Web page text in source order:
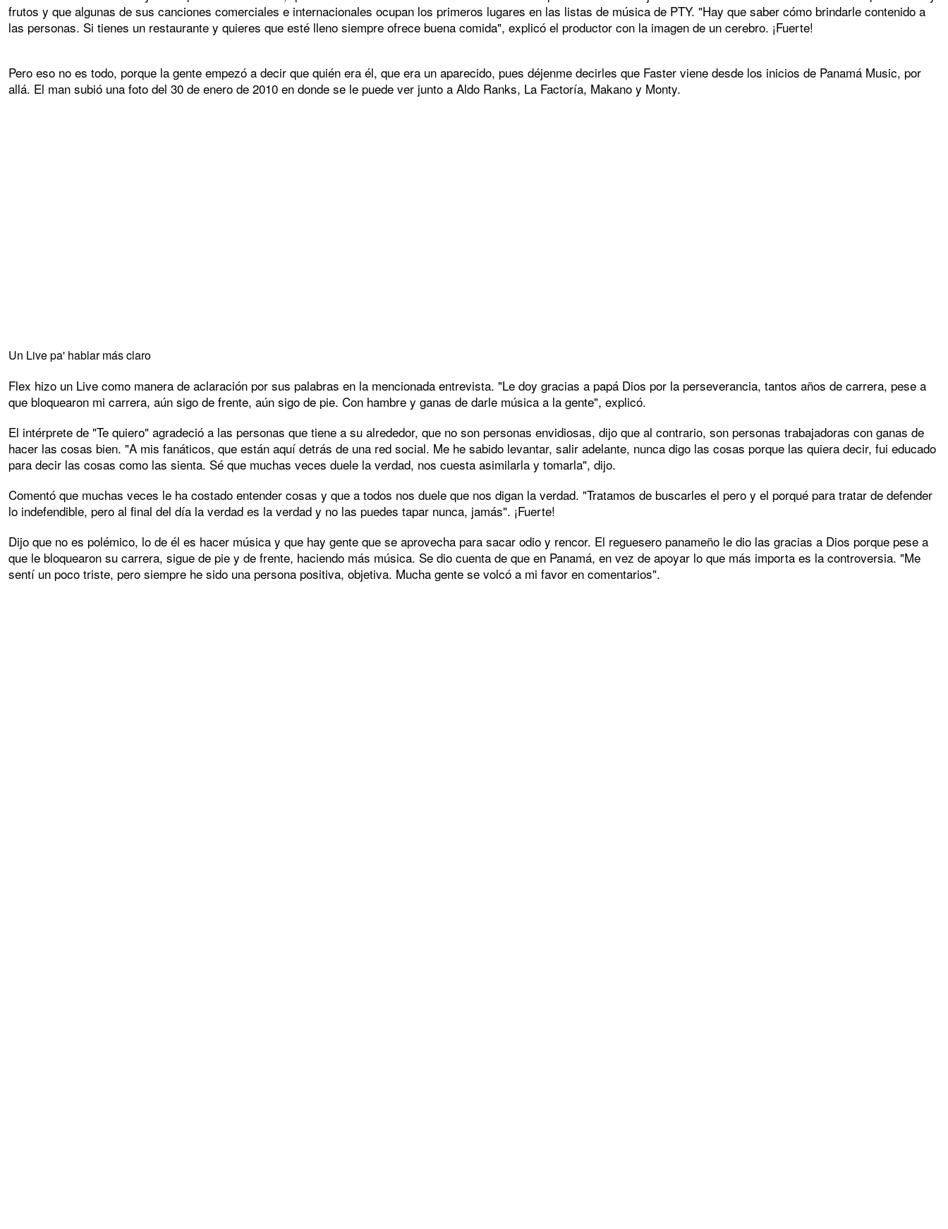
frutos y que algunas de sus canciones comerciales e internacionales ocupan los primeros lugares en las listas de música de PTY. "Hay que saber cómo brindarle contenido a
las personas. Si tienes un restaurante y quieres que esté lleno siempre ofrece buena comida", explicó el productor con la imagen de un cerebro. ¡Fuerte!
Pero eso no es todo, porque la gente empezó a decir que quién era él, que era un aparecido, pues déjenme decirles que Faster viene desde los inicios de Panamá Music, por
allá. El man subió una foto del 30 de enero de 2010 en donde se le puede ver junto a Aldo Ranks, La Factoría, Makano y Monty.
Un Live pa' hablar más claro
Flex hizo un Live como manera de aclaración por sus palabras en la mencionada entrevista. "Le doy gracias a papá Dios por la perseverancia, tantos años de carrera, pese a
que bloquearon mi carrera, aún sigo de frente, aún sigo de pie. Con hambre y ganas de darle música a la gente", explicó.
El intérprete de "Te quiero" agradeció a las personas que tiene a su alrededor, que no son personas envidiosas, dijo que al contrario, son personas trabajadoras con ganas de
hacer las cosas bien. "A mis fanáticos, que están aquí detrás de una red social. Me he sabido levantar, salir adelante, nunca digo las cosas porque las quiera decir, fui educado
para decir las cosas como las sienta. Sé que muchas veces duele la verdad, nos cuesta asimilarla y tomarla", dijo.
Comentó que muchas veces le ha costado entender cosas y que a todos nos duele que nos digan la verdad. "Tratamos de buscarles el pero y el porqué para tratar de defender
lo indefendible, pero al final del día la verdad es la verdad y no las puedes tapar nunca, jamás". ¡Fuerte!
Dijo que no es polémico, lo de él es hacer música y que hay gente que se aprovecha para sacar odio y rencor. El reguesero panameño le dio las gracias a Dios porque pese a
que le bloquearon su carrera, sigue de pie y de frente, haciendo más música. Se dio cuenta de que en Panamá, en vez de apoyar lo que más importa es la controversia. "Me
sentí un poco triste, pero siempre he sido una persona positiva, objetiva. Mucha gente se volcó a mi favor en comentarios".